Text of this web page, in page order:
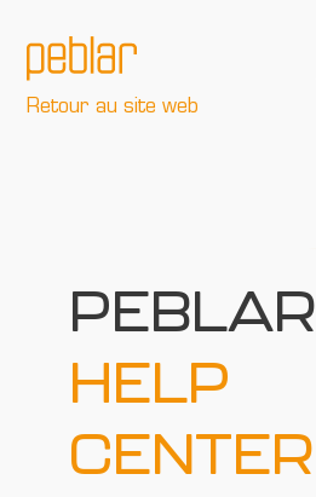
Retour au site web
PEBLAR
HELP
CENTER